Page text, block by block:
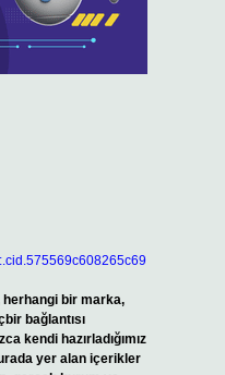
bir marka,
bağlantısı
kendi hazırladığımız
yer alan içerikler